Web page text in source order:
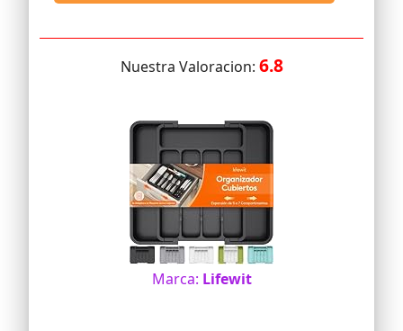
Nuestra Valoracion: 6.8
Marca: Lifewit